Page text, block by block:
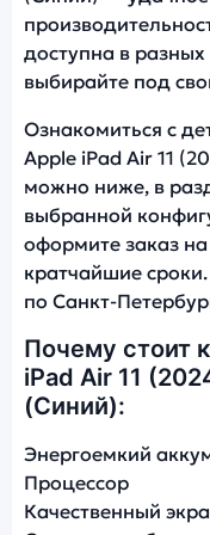
доступна в
выбирайте под
Ознакомиться с
Apple iPad Air 11
можно ниже, в
выбранной
оформите заказ
кратчайшие
по Санкт-
Почему стоит
iPad Air 11
(Синий):
Энергоемкий
Процессор
Качественный